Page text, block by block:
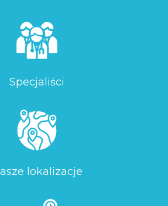
Specjaliści
lokalizacje